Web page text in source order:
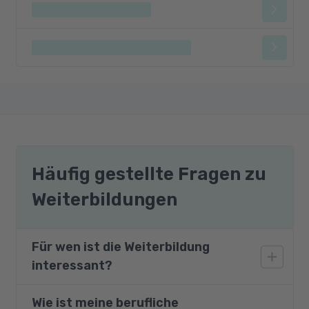
Häufig gestellte Fragen zu
Weiterbildungen
Für wen ist die Weiterbildung
interessant?
Die Weiterbildung richtet sich an Einsteiger im
Wie ist meine berufliche